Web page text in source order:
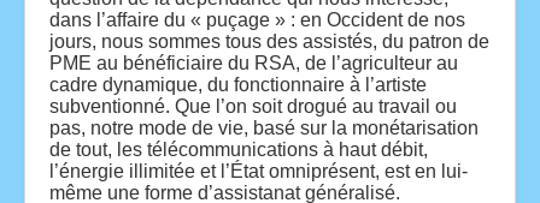
dans l’affaire du « puçage » : en Occident de nos
jours, nous sommes tous des assistés, du patron de
PME au bénéficiaire du RSA, de l’agriculteur au
cadre dynamique, du fonctionnaire à l’artiste
subventionné. Que l’on soit drogué au travail ou
pas, notre mode de vie, basé sur la monétarisation
de tout, les télécommunications à haut débit,
l’énergie illimitée et l’État omniprésent, est en lui-
même une forme d’assistanat généralisé.